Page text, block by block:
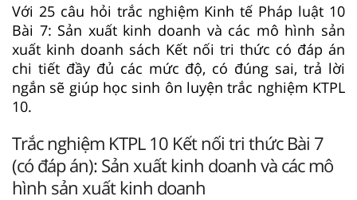
Với 25 câu hỏi trắc nghiệm Kinh tế Pháp luật 10
Bài 7: Sản xuất kinh doanh và các mô hình sản
xuất kinh doanh sách Kết nối tri thức có đáp án
chi tiết đầy đủ các mức độ, có đúng sai, trả lời
ngắn sẽ giúp học sinh ôn luyện trắc nghiệm KTPL
10.
Trắc nghiệm KTPL 10 Kết nối tri thức Bài 7
(có đáp án): Sản xuất kinh doanh và các mô
hình sản xuất kinh doanh